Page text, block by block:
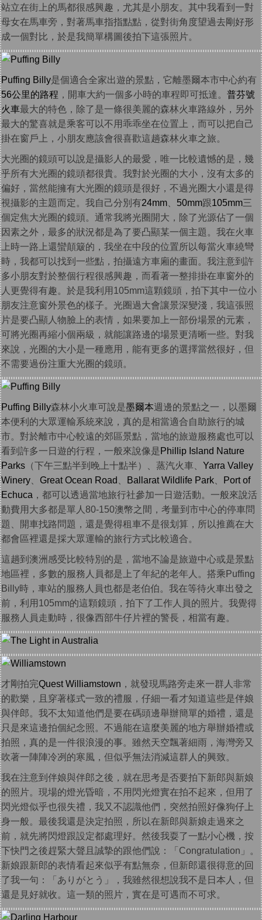
站立在街上的馬都很感興趣，尤其是小朋友。其中我看到一對
母女在馬車旁，對著馬車指指點點，從對街角度望過去剛好形
成一個對比，於是我簡單構圖後拍下這張照片。
Puffing Billy是個適合全家出遊的景點，它離墨爾本市中心約有
56公里的路程 ，開車大約一個多小時的車程即可抵達。 普芬號
火車最大的特色，除了是一條很美麗的森林火車路線外，另外
最大的驚喜就是乘客可以不用乖乖坐在位置上，而可以把自己
掛在窗戶上，小朋友應該會很喜歡這趟森林火車之旅。
大光圈的鏡頭可以說是攝影人的最愛，唯一比較遺憾的是，幾
乎所有大光圈的鏡頭都很貴。我對於光圈的大小，沒有太多的
偏好，當然能擁有大光圈的鏡頭是很好，不過光圈大小還是得
視攝影的主題而定。我自己分別有24mm 50mm跟105mm三
個定焦大光圈的鏡頭。通常我將光圈開大，除了光源佔了一個
因素之外，最多的狀況都是為了要凸顯某一個主題。我在火車
上時一路上還蠻顛簸的，我坐在中段的位置所以每當火車繞彎
時，我都可以找到一些點，拍攝遠方車廂的畫面。我注意到許
多小朋友對於整個行程很感興趣，而看著一整排掛在車窗外的
人更覺得有趣。於是我利用105mm這顆鏡頭，拍下其中一位小
朋友注意窗外景色的樣子。光圈過大會讓景深變淺，我這張照
片是要凸顯人物臉上的表情，如果要加上一部份場景的元素，
可將光圈再縮小個兩級，就能讓路邊的場景更清晰一些。對我
來說，光圈的大小是一種應用，能有更多的選擇當然很好，但
不需要過份注重大光圈的鏡頭。
Puffing Billy森林小火車可說是墨爾本週邊的景點之一，以墨爾
本便利的大眾運輸系統來說，真的是相當適合自助旅行的城
市。對於離市中心較遠的郊區景點，當地的旅遊服務處也可以
看到許多一日遊的行程，一般來說像是Phillip Island Nature
Parks （下午三點半到晚上十點半）、蒸汽火車、 Yarra Valley
Winery
Great Ocean Road Ballarat Wildlife Park
Port of
Echuca ，都可以透過當地旅行社參加一日遊活動。一般來說活
動費用大多都是單人80-150澳幣之間，考量到市中心的停車問
題、開車找路問題，還是覺得租車不是很划算，所以推薦在大
都會區裡還是採大眾運輸的旅行方式比較適合。
這趟到澳洲感受比較特別的是，當地不論是旅遊中心或是景點
地區裡，多數的服務人員都是上了年紀的老年人。搭乘Puffing
Billy時，車站的服務人員也都是老伯伯。我在等待火車出發之
前，利用105mm的這顆鏡頭，拍下了工作人員的照片。我覺得
服務人員走動時，很像西部牛仔片裡的警長，相當有趣。
才剛拍完Quest Williamstown ，就發現馬路旁走來一群人非常
的歡樂，且穿著樣式一致的禮服，仔細一看才知道這些是伴娘
與伴郎。我不太知道他們是要在碼頭邊舉辦簡單的婚禮，還是
只是來這邊拍個紀念照。不過能在這麼美麗的地方舉辦婚禮或
拍照，真的是一件很浪漫的事。雖然天空飄著細雨，海灣旁又
吹著一陣陣冷冽的寒風，但似乎無法消減這群人的興致。
我在注意到伴娘與伴郎之後，就在思考是否要拍下新郎與新娘
的照片。現場的燈光昏暗，不用閃光燈實在拍不起來，但用了
閃光燈似乎也很失禮，我又不認識他們，突然拍照好像狗仔上
身一般。最後我還是決定拍照，所以在新郎與新娘走過來之
前，就先將閃燈跟設定都處理好。然後我耍了一點小心機，按
下快門之後趕緊大聲且誠摯的跟他們說：「Congratulation」。
新娘跟新郎的表情看起來似乎有點無奈，但新郎還很得意的回
了我一句：「ありがとう」，我雖然很想說我不是日本人，但
還是見好就收。這一類的照片，實在是可遇而不可求。